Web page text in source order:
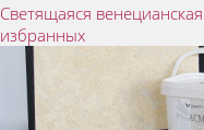
Светящаяся
избранных